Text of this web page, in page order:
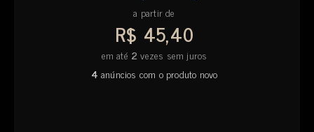
a partir de
R$ 45,40
em até 2 vezes sem juros
4 anúncios com o produto novo